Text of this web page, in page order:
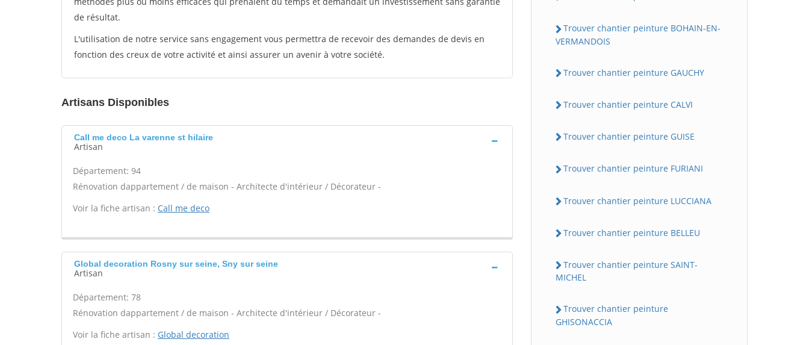
de résultat.
L'utilisation de notre service sans engagement vous permettra de recevoir des demandes de devis en
fonction des creux de votre activité et ainsi assurer un avenir à votre société.
Artisans Disponibles
Call me deco La varenne st hilaire
Artisan
Département: 94
Rénovation dappartement / de maison - Architecte d'intérieur / Décorateur -
Voir la fiche artisan : Call me deco
Global decoration Rosny sur seine, Sny sur seine
Artisan
Département: 78
Rénovation dappartement / de maison - Architecte d'intérieur / Décorateur -
Voir la fiche artisan : Global decoration
Trouver chantier peinture BOHAIN-EN-
VERMANDOIS
Trouver chantier peinture GAUCHY
Trouver chantier peinture CALVI
Trouver chantier peinture GUISE
Trouver chantier peinture FURIANI
Trouver chantier peinture LUCCIANA
Trouver chantier peinture BELLEU
Trouver chantier peinture SAINT-
MICHEL
Trouver chantier peinture
GHISONACCIA